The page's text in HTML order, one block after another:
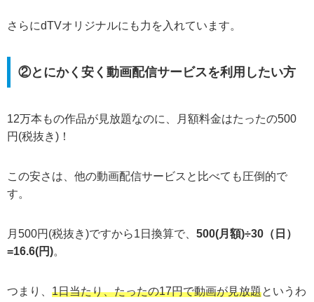
さらにdTVオリジナルにも力を入れています。
②とにかく安く動画配信サービスを利用したい方
12万本もの作品が見放題なのに、月額料金はたったの500
円(税抜き)！
この安さは、他の動画配信サービスと比べても圧倒的で
す。
月500円(税抜き)ですから1日換算で、 500(月額)÷30（日）
=16.6(円)。
つまり、 1日当たり、たったの17円で動画が見放題というわ